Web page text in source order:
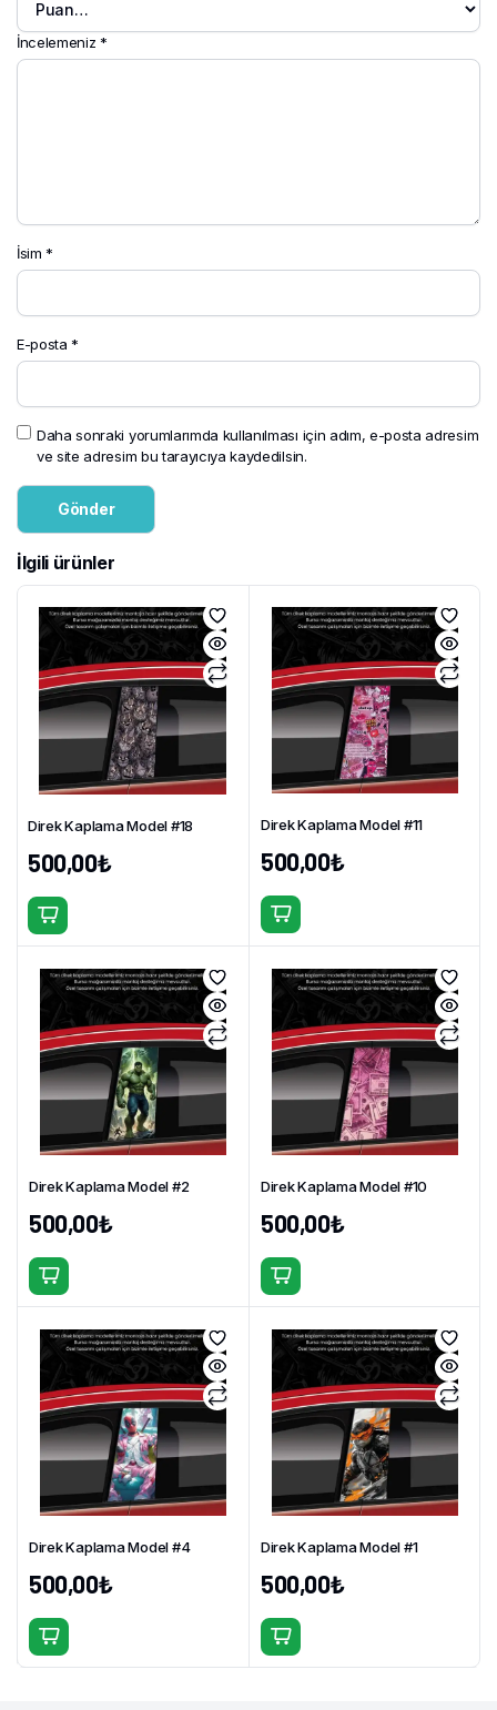
İncelemeniz *
İsim *
E-posta *
Daha sonraki yorumlarımda kullanılması için adım, e-posta adresim
ve site adresim bu tarayıcıya kaydedilsin.
İlgili ürünler
Direk Kaplama Model #18
500,00₺
Direk Kaplama Model #11
500,00₺
Direk Kaplama Model #2
500,00₺
Direk Kaplama Model #10
500,00₺
Direk Kaplama Model #4
500,00₺
Direk Kaplama Model #1
500,00₺